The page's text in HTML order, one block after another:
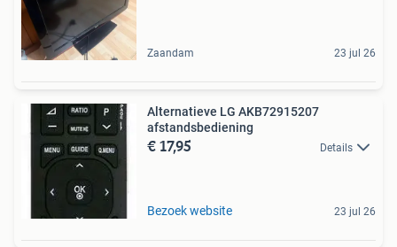
Zaandam 23 jul 26
Alternatieve LG AKB72915207
afstandsbediening
€ 17,95 Details
Bezoek website 23 jul 26